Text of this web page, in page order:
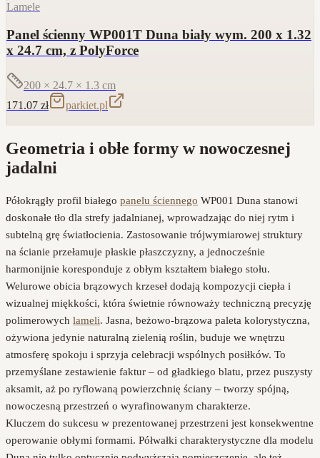
Lamele
Panel ścienny WP001T Duna biały wym. 200 x 1.32
x 24.7 cm, z PolyForce
200 × 24.7 × 1.3 cm
171.07 zł parkiet.pl
Geometria i obłe formy w nowoczesnej
jadalni
Półokrągły profil białego panelu ściennego WP001 Duna stanowi
doskonałe tło dla strefy jadalnianej, wprowadzając do niej rytm i
subtelną grę światłocienia. Zastosowanie trójwymiarowej struktury
na ścianie przełamuje płaskie płaszczyzny, a jednocześnie
harmonijnie koresponduje z obłym kształtem białego stołu.
Welurowe obicia brązowych krzeseł dodają kompozycji ciepła i
wizualnej miękkości, która świetnie równoważy techniczną precyzję
polimerowych lameli. Jasna, beżowo-brązowa paleta kolorystyczna,
ożywiona jedynie naturalną zielenią roślin, buduje we wnętrzu
atmosferę spokoju i sprzyja celebracji wspólnych posiłków. To
przemyślane zestawienie faktur – od gładkiego blatu, przez puszysty
aksamit, aż po ryflowaną powierzchnię ściany – tworzy spójną,
nowoczesną przestrzeń o wyrafinowanym charakterze.
Kluczem do sukcesu w prezentowanej przestrzeni jest konsekwentne
operowanie obłymi formami. Półwałki charakterystyczne dla modelu